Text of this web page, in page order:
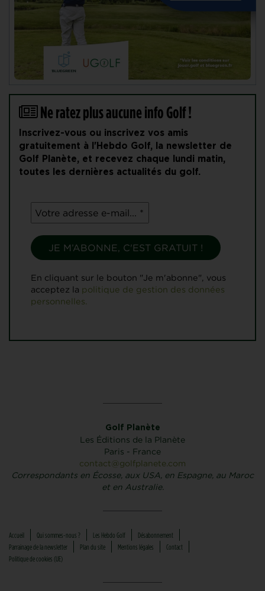
Ne ratez plus aucune info Golf !
Inscrivez-vous ou inscrivez vos amis
gratuitement à l'Hebdo Golf, la newsletter de
Golf Planète, et recevez chaque lundi matin,
toutes les dernières actualités du golf.
En cliquant sur le bouton "Je m'abonne", vous
acceptez la politique de gestion des données
personnelles.
Golf Planète
Les Éditions de la Planète
Paris - France
contact@golfplanete.com
Correspondants en Écosse, aux USA, en Espagne, au Maroc
et en Australie.
Accueil Qui sommes-nous ? Les Hebdo Golf
Désabonnement
Parrainage de la newsletter
Plan du site Mentions légales
Contact
Politique de cookies (UE)